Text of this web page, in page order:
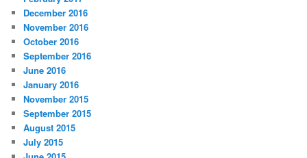
December 2016
November 2016
October 2016
September 2016
June 2016
January 2016
November 2015
September 2015
August 2015
July 2015